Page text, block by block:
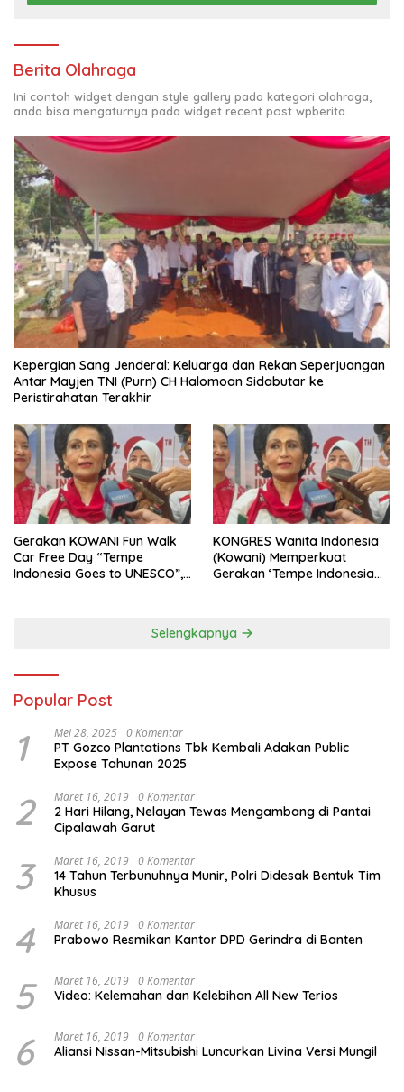
Berita Olahraga
Ini contoh widget dengan style gallery pada kategori olahraga,
anda bisa mengaturnya pada widget recent post wpberita.
Kepergian Sang Jenderal: Keluarga dan Rekan Seperjuangan
Antar Mayjen TNI (Purn) CH Halomoan Sidabutar ke
Peristirahatan Terakhir
Gerakan KOWANI Fun Walk
Car Free Day “Tempe
Indonesia Goes to UNESCO”,
KONGRES Wanita Indonesia
(Kowani) Memperkuat
Gerakan ‘Tempe Indonesia
Selengkapnya
Popular Post
1 Mei 28, 2025 0 Komentar
PT Gozco Plantations Tbk Kembali Adakan Public
Expose Tahunan 2025
2 Maret 16, 2019 0 Komentar
2 Hari Hilang, Nelayan Tewas Mengambang di Pantai
Cipalawah Garut
3 Maret 16, 2019 0 Komentar
14 Tahun Terbunuhnya Munir, Polri Didesak Bentuk Tim
Khusus
4 Maret 16, 2019 0 Komentar
Prabowo Resmikan Kantor DPD Gerindra di Banten
5 Maret 16, 2019 0 Komentar
Video: Kelemahan dan Kelebihan All New Terios
6 Maret 16, 2019 0 Komentar
Aliansi Nissan-Mitsubishi Luncurkan Livina Versi Mungil